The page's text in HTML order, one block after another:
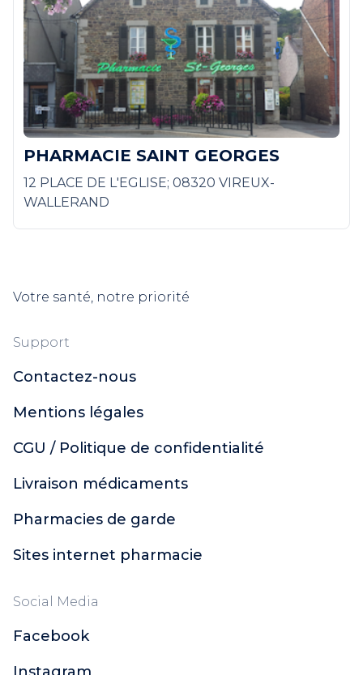
PHARMACIE SAINT GEORGES
12 PLACE DE L'EGLISE; 08320 VIREUX-
WALLERAND
Votre santé, notre priorité
Support
Contactez-nous
Mentions légales
CGU / Politique de confidentialité
Livraison médicaments
Pharmacies de garde
Sites internet pharmacie
Social Media
Facebook